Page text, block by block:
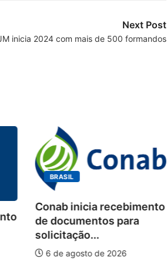
Next Post
inicia 2024 com mais de 500 formandos
BRASIL
Conab inicia recebimento
de documentos para
solicitação...
6 de agosto de 2026